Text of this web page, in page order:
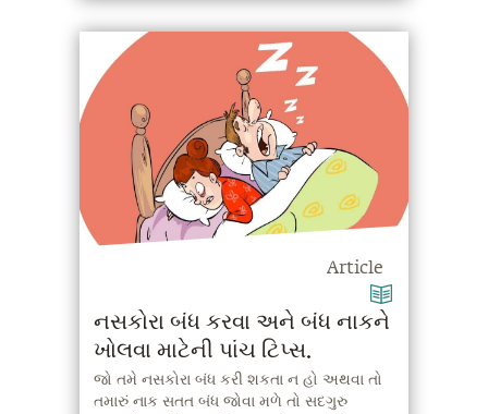
Article
નસકોરા બંધ કરવા અને બંધ નાકને
ખોલવા માટેની પાંચ ટિપ્સ.
જો તમે નસકોરા બંધ કરી શકતા ન હો અથવા તો
તમારું નાક સતત બંધ જોવા મળે તો સદગુરુ